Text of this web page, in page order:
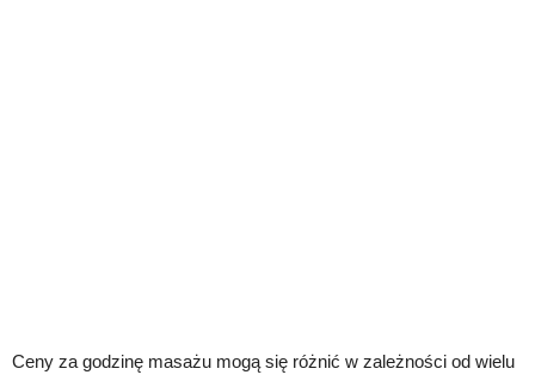
Ceny za godzinę masażu mogą się różnić w zależności od wielu